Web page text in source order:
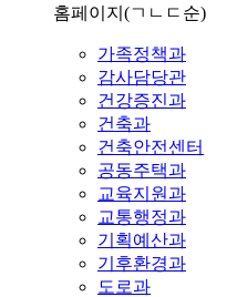
홈페이지 (ㄱㄴㄷ순)
가족정책과
감사담당관
건강증진과
건축과
건축안전센터
공동주택과
교육지원과
교통행정과
기획예산과
기후환경과
도로과